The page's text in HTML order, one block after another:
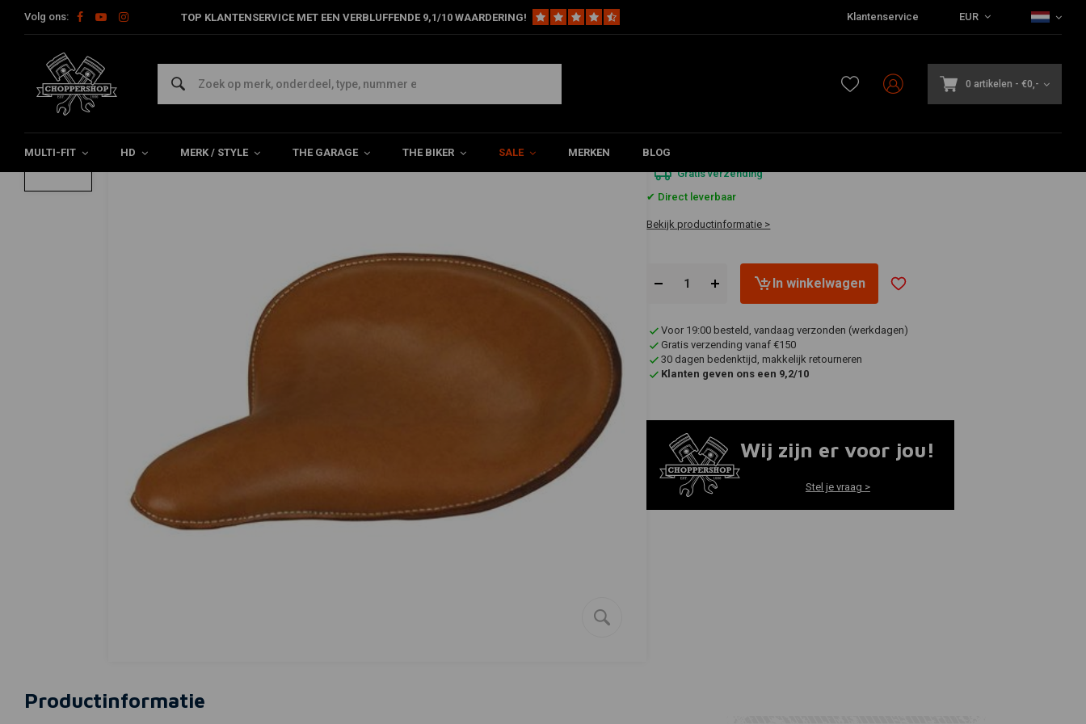
Volg ons: TOP KLANTENSERVICE MET EEN VERBLUFFENDE 9,1/10 WAARDERING! Klantenservice EUR
0 artikelen - €0,-
MULTI-FIT HD MERK / STYLE THE GARAGE THE BIKER SALE MERKEN BLOG
Home Multi-fit Seats en Toebehoren Bobber Seats Bruin Lederen Solo Seat Breed
Bruin Lederen Solo Seat Breed
0/5 (0 reviews)
€301,14
Gratis verzending
✔ Direct leverbaar
Bekijk productinformatie >
In winkelwagen
Voor 19:00 besteld, vandaag verzonden (werkdagen)
Gratis verzending vanaf €150
30 dagen bedenktijd, makkelijk retourneren
Klanten geven ons een 9,2/10
Wij zijn er voor jou!
Stel je vraag >
Productinformatie